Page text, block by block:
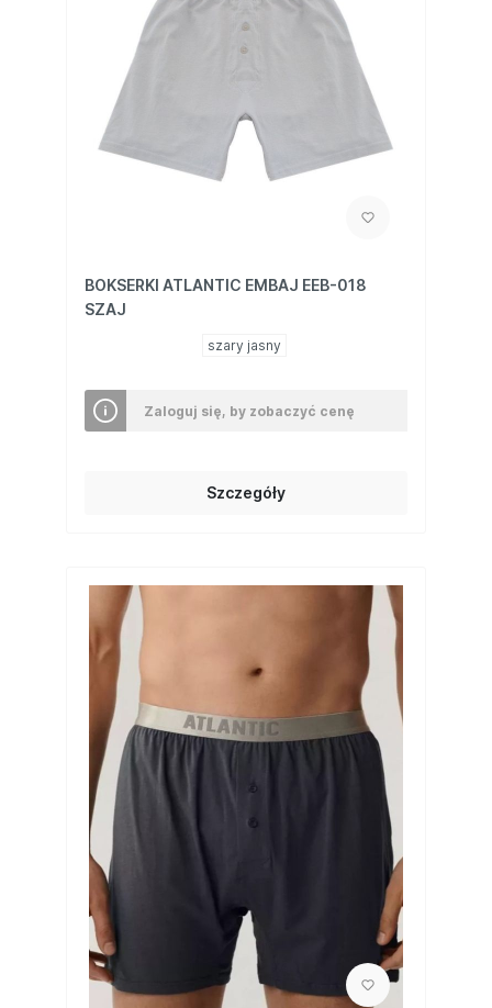
BOKSERKI ATLANTIC EMBAJ EEB-018
SZAJ
szary jasny
Zaloguj się, by zobaczyć cenę
Szczegóły